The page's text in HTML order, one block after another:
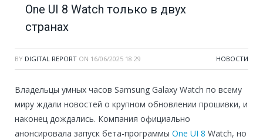
One UI 8 Watch только в двух
странах
BY DIGITAL REPORT ON 16/06/2025 18:29 НОВОСТИ
Владельцы умных часов Samsung Galaxy Watch по всему
миру ждали новостей о крупном обновлении прошивки, и
наконец дождались. Компания официально
анонсировала запуск бета-программы One UI 8 Watch, но